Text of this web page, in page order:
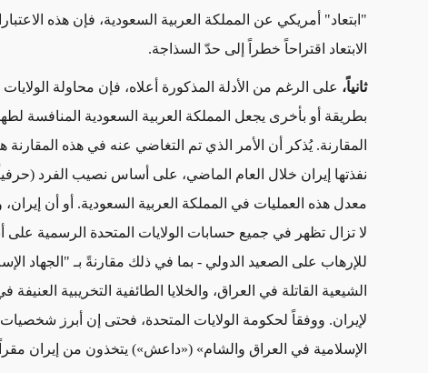
"ابتعاد" أمريكي عن المملكة العربية السعودية، فإن هذه
الابتعاد اقتراحاً خطراً إلى حدّ السذاجة.
ثانياً، على الرغم من الأدلة المذكورة أعلاه، فإن محاولة
بطريقة أو بأخرى يجعل المملكة العربية السعودية المنافسة
المقارنة. يُذكر أن الأمر الذي تم التغاضي عنه في هذه
نفذتها إيران خلال العام الماضي، على أساس نصيب الفرد
معدل هذه العمليات في المملكة العربية السعودية. أو أن إيران،
لا تزال تظهر في جميع حسابات الولايات المتحدة الرسمية على
للإرهاب على الصعيد الدولي - بما في ذلك مقارنةً بـ "الجهاد
الشيعية القاتلة في العراق، والخلايا الطائفية التخريبية
لإيران. ووفقاً لحكومة الولايات المتحدة، فحتى إن أبرز
الإسلامية في العراق والشام» («داعش») يتخذون من إيران